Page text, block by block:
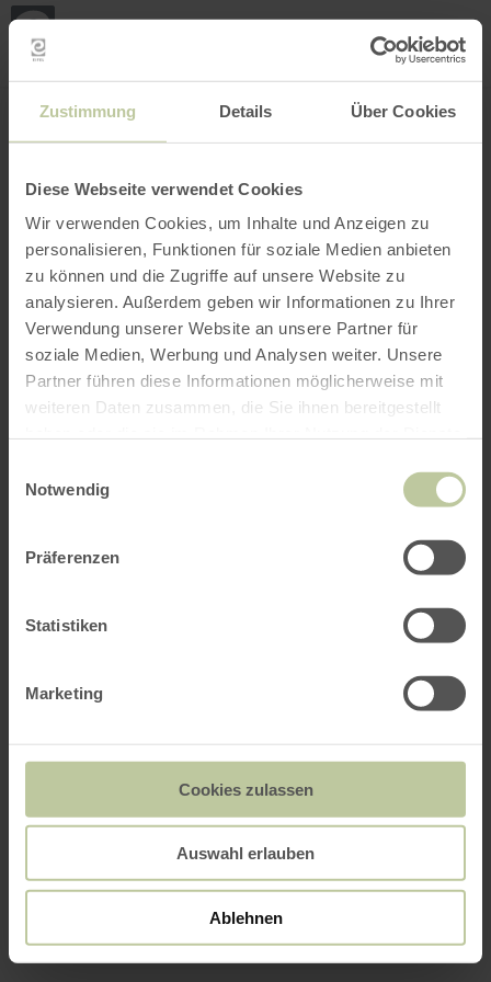
Zustimmung Details Über Cookies
Diese Webseite verwendet Cookies
Wir verwenden Cookies, um Inhalte und Anzeigen zu
personalisieren, Funktionen für soziale Medien anbieten
zu können und die Zugriffe auf unsere Website zu
analysieren. Außerdem geben wir Informationen zu Ihrer
Verwendung unserer Website an unsere Partner für
soziale Medien, Werbung und Analysen weiter. Unsere
Partner führen diese Informationen möglicherweise mit
weiteren Daten zusammen, die Sie ihnen bereitgestellt
Notwendig
Präferenzen
Statistiken
Marketing
Cookies zulassen
Auswahl erlauben
Ablehnen
INTERACTIEVE KAART
Mijn
Filter openen